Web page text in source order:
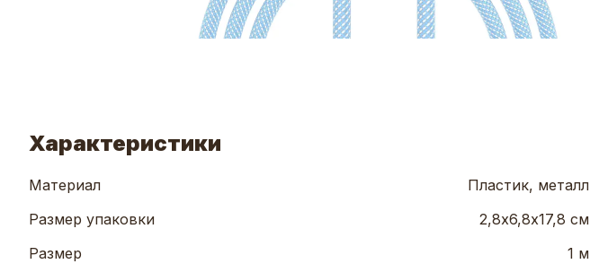
Характеристики
Материал
Пластик, металл
Размер упаковки
2,8х6,8х17,8 см
Размер
1 м